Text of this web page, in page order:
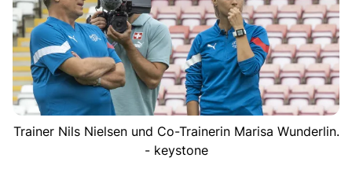
Trainer Nils Nielsen und Co-Trainerin Marisa Wunderlin.
- keystone